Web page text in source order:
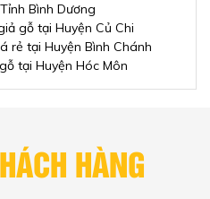
Bình Dương
gỗ tại Huyện Củ Chi
rẻ tại Huyện Bình Chánh
tại Huyện Hóc Môn
HÀNG